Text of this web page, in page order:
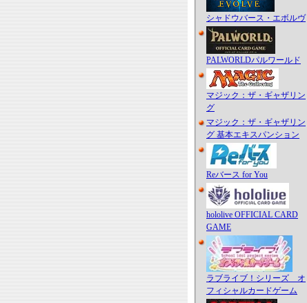
シャドウバース・エボルヴ
PALWORLDパルワールド
マジック：ザ・ギャザリン
グ
マジック：ザ・ギャザリン
グ 基本エキスパンション
Reバース for You
hololive OFFICIAL CARD
GAME
ラブライブ！シリーズ オ
フィシャルカードゲーム